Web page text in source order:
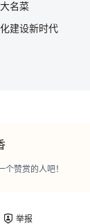
名菜
建设新时代
赞赏的人吧！
举报